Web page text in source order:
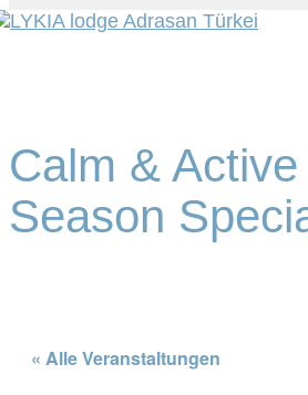
Calm &
Season
« Alle Veranstaltungen